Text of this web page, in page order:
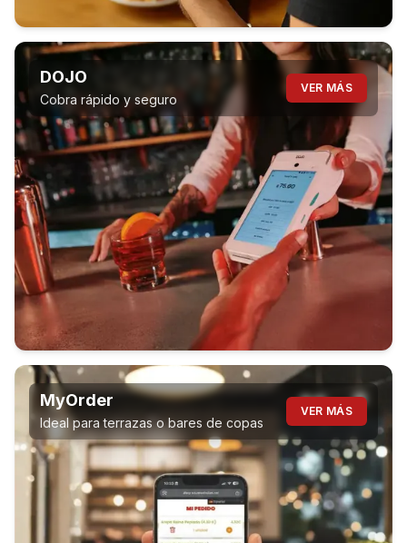
DOJO
Cobra rápido y seguro
VER MÁS
MyOrder
Ideal para terrazas o bares de copas
VER MÁS